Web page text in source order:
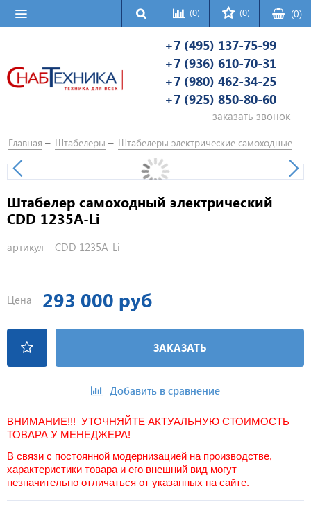
(0) (0) (0)
+7 (495) 137-75-99
+7 (936) 610-70-31
+7 (980) 462-34-25
+7 (925) 850-80-60
заказать звонок
Главная Штабелеры Штабелеры электрические самоходные
Штабелер самоходный электрический
CDD 1235A-Li
артикул – CDD 1235A-Li
Цена 293 000 руб
ЗАКАЗАТЬ
Добавить в сравнение
ВНИМАНИЕ!!! УТОЧНЯЙТЕ АКТУАЛЬНУЮ СТОИМОСТЬ
ТОВАРА У МЕНЕДЖЕРА!
В связи с постоянной модернизацией на производстве,
характеристики товара и его внешний вид могут
незначительно отличаться от указанных на сайте.